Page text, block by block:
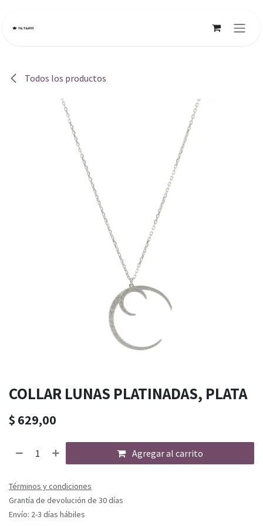
Todos los productos
COLLAR LUNAS PLATINADAS, PLATA
$ 629,00
Agregar al carrito
Términos y condiciones
Grantía de devolución de 30 días
Envío: 2-3 días hábiles